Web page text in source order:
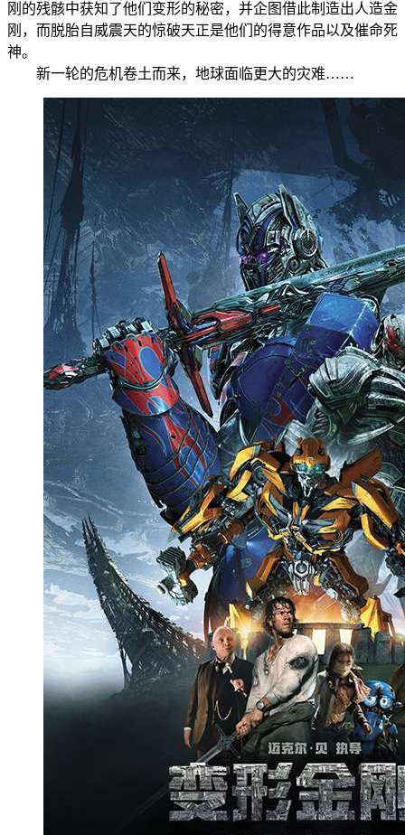
刚的残骸中获知了他们变形的秘密，并企图借此制造出人造金
刚，而脱胎自威震天的惊破天正是他们的得意作品以及催命死
神。
新一轮的危机卷土而来，地球面临更大的灾难……